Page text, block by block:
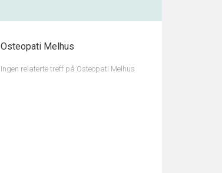
Osteopati Melhus
Ingen relaterte treff på Osteopati Melhus